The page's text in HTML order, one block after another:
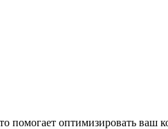
помогает оптимизировать ваш